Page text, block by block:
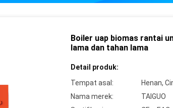
Boiler uap biomas rantai
lama dan tahan lama
Detail produk:
Tempat asal:
Henan,
Nama merek:
TAIGUO